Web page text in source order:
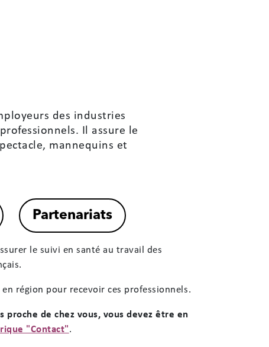
des industries
Il assure le
mannequins et
le suivi en santé au travail des
région pour recevoir ces professionnels.
de chez vous, vous devez être en
"Contact".
Accessibilité
🌙 📖 👁
⚡